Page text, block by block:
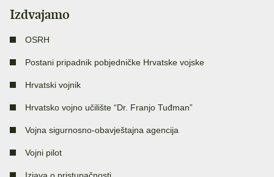
Izdvajamo
OSRH
Postani pripadnik pobjedničke Hrvatske vojske
Hrvatski vojnik
Hrvatsko vojno učilište “Dr. Franjo Tuđman”
Vojna sigurnosno-obavještajna agencija
Vojni pilot